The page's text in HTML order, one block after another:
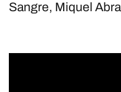
Sangre, Miquel